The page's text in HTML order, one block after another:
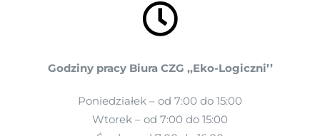
Godziny pracy Biura CZG ,,Eko-Logiczni’’
Poniedziałek – od 7:00 do 15:00
Wtorek – od 7:00 do 15:00